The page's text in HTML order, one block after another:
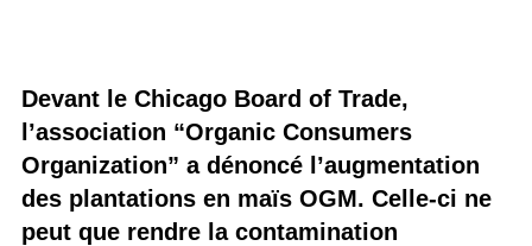
Devant le Chicago Board of Trade,
l’association “Organic Consumers
Organization” a dénoncé l’augmentation
des plantations en maïs OGM. Celle-ci ne
peut que rendre la contamination